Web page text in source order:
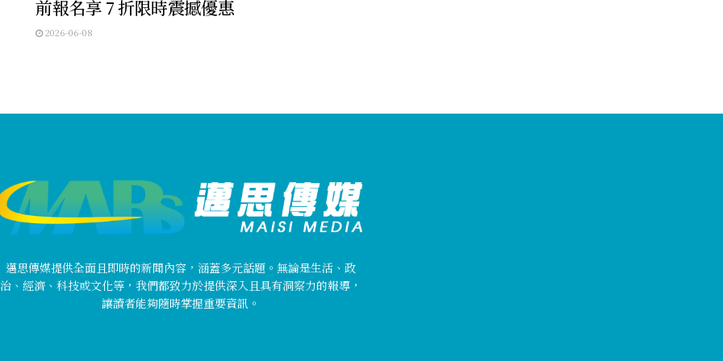
前報名享 7 折限時震撼優惠
2026-06-08
邁思傳媒提供全面且即時的新聞內容，涵蓋多元話題。無論是生活、政
治、經濟、科技或文化等，我們都致力於提供深入且具有洞察力的報導，
讓讀者能夠隨時掌握重要資訊。